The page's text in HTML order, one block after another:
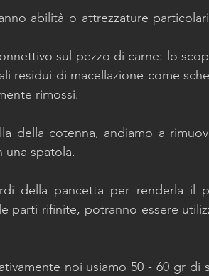
abilità o attrezzature
sul pezzo di carne: lo
residui di macellazione come
rimossi.
della cotenna, andiamo a
una spatola.
della pancetta per renderla il
parti rifinite, potranno essere
noi usiamo 50 - 60 gr di